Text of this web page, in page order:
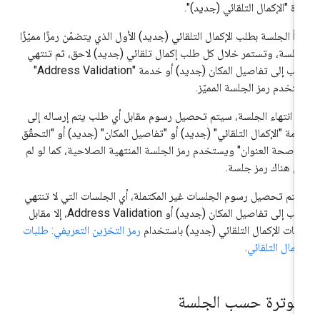
"الإكمال التلقائي (جديد)".
الجلسة بطلب الإكمال التلقائي (جديد) الأول الذي يتضمّن رمزًا مميّزًا
وتستمر خلال كل طلب إكمال تلقائي (جديد) لاحق، ثم تنتهي
بطلب إلى تفاصيل المكان (جديد) أو خدمة "Address Validation"
رمز الجلسة المميّز.
انتهاء الجلسة، سيتم تحصيل رسوم مقابل أي طلب يتم إرساله إلى
"الإكمال التلقائي" (جديد) أو "تفاصيل المكان" (جديد) أو "التحقّق
صحة العنوان" ويستخدم رمز الجلسة المنتهية الصلاحية، كما لو لم
هناك رمز جلسة.
يتم تحصيل رسوم الجلسات غير المكتملة، أي الجلسات التي لا تنتهي
بطلب إلى تفاصيل المكان (جديد) أو Address Validation، إلا مقابل
الإكمال التلقائي (جديد) باستخدامرمز التخزين التعريفي: طلبات
التلقائي.
حسب الجلسة